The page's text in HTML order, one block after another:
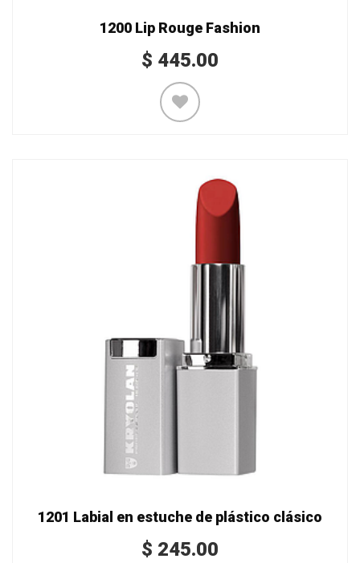
1200 Lip Rouge Fashion
$ 445.00
1201 Labial en estuche de plástico clásico
$ 245.00